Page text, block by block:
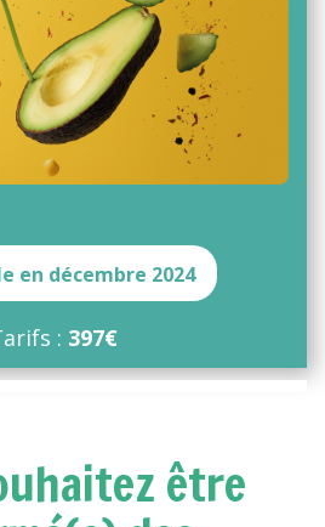
en décembre 2024
: 397€
être